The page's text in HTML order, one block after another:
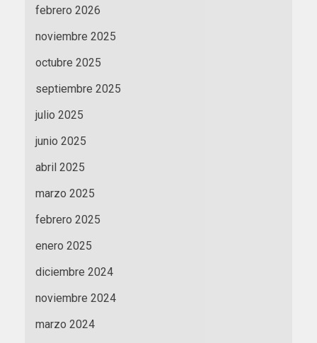
febrero 2026
noviembre 2025
octubre 2025
septiembre 2025
julio 2025
junio 2025
abril 2025
marzo 2025
febrero 2025
enero 2025
diciembre 2024
noviembre 2024
marzo 2024